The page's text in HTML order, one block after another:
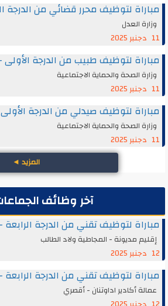
لتوظيف محرر قضائي من الدرجة
العدل
لتوظيف طبيب من الدرجة الأولى - سلم
الصحة والحماية الاجتماعية
لتوظيف صيدلي من الدرجة الأولى - سلم
الصحة والحماية الاجتماعية
◄
آخر وظائف الجماعات
لتوظيف تقني من الدرجة الرابعة - سلم 8
مديونة - المجاطية ولاد الطالب
لتوظيف تقني من الدرجة الرابعة - سلم 8
أكادير اداوتنان - أقصري